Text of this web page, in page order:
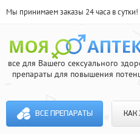
Мы принимаем заказы 24 часа в сутки!
все для Вашего сексуального
препараты для повышения
ВСЕ ПРЕПАРАТЫ КАК